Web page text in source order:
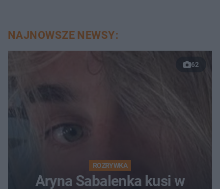
NAJNOWSZE NEWSY:
62
ROZRYWKA
Aryna Sabalenka kusi w